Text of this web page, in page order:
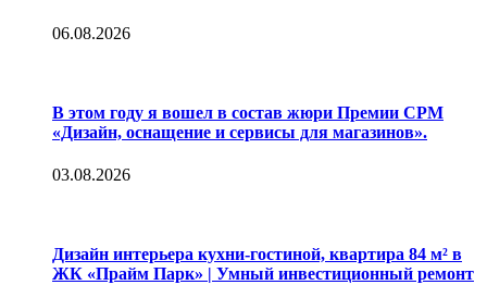
06.08.2026
В этом году я вошел в состав жюри Премии CPM
«Дизайн, оснащение и сервисы для магазинов».
03.08.2026
Дизайн интерьера кухни-гостиной, квартира 84 м² в
ЖК «Прайм Парк» | Умный инвестиционный ремонт